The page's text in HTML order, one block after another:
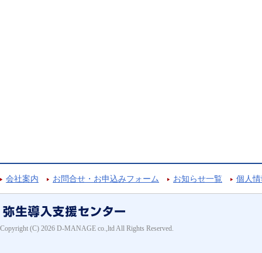
会社案内 お問合せ・お申込みフォーム お知らせ一覧 個人
Copyright (C) 2026 D-MANAGE co.,ltd All Rights Reserved.